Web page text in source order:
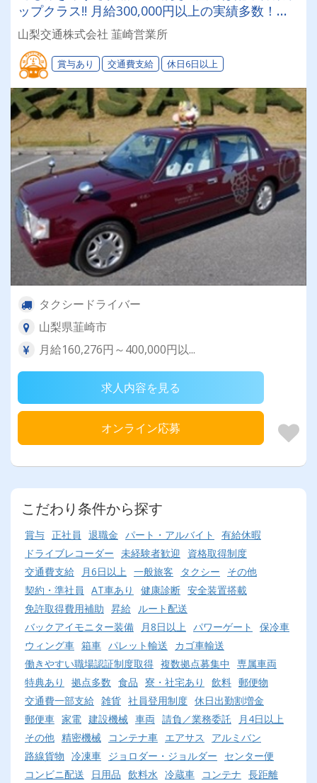
ップクラス!! 月給300,000円以上の実績多数！タ
クシードライバー挑戦してみませんか？
山梨交通株式会社 韮崎営業所
賞与あり 交通費支給 休日6日以上
タクシードライバー
山梨県韮崎市
月給160,276円～400,000円以...
求人内容を見る
オンライン応募
こだわり条件から探す
賞与 正社員 退職金 パート・アルバイト
有給休暇
ドライブレコーダー 未経験者歓迎
資格取得制度
交通費支給
月6日以上 一般旅客 タクシー
その他
契約・準社員
AT車あり 健康診断 安全装置搭載
免許取得費用補助 昇給
ルート配送
バックアイモニター装備
月8日以上 パワーゲート
保冷車
ウィング車 箱車 パレット輸送
カゴ車輸送
働きやすい職場認証制度取得 複数拠点募集中
専属車両
特典あり
拠点多数 食品 寮・社宅あり 飲料 郵便物
交通費一部支給 雑貨 社員登用制度 休日出勤割増金
郵便車 家電 建設機械 車両 請負／業務委託
月4日以上
その他 精密機械 コンテナ車 エアサス
アルミバン
路線貨物 冷凍車 ジョロダー・ジョルダー
センター便
コンビニ配送
日用品 飲料水 冷蔵車 コンテナ 長距離